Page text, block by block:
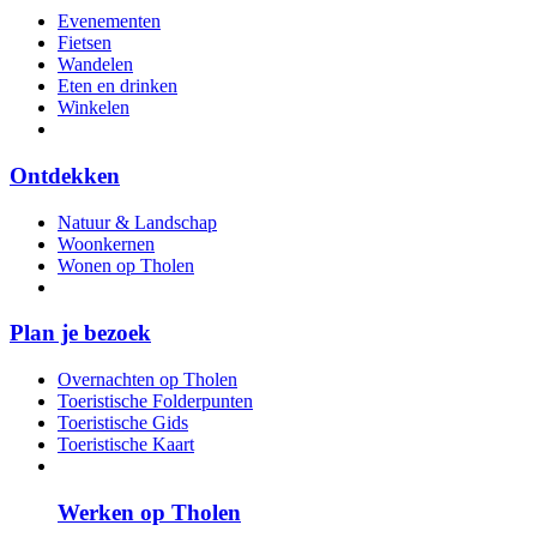
Evenementen
Fietsen
Wandelen
Eten en drinken
Winkelen
Ontdekken
Natuur & Landschap
Woonkernen
Wonen op Tholen
Plan je bezoek
Overnachten op Tholen
Toeristische Folderpunten
Toeristische Gids
Toeristische Kaart
Werken op Tholen